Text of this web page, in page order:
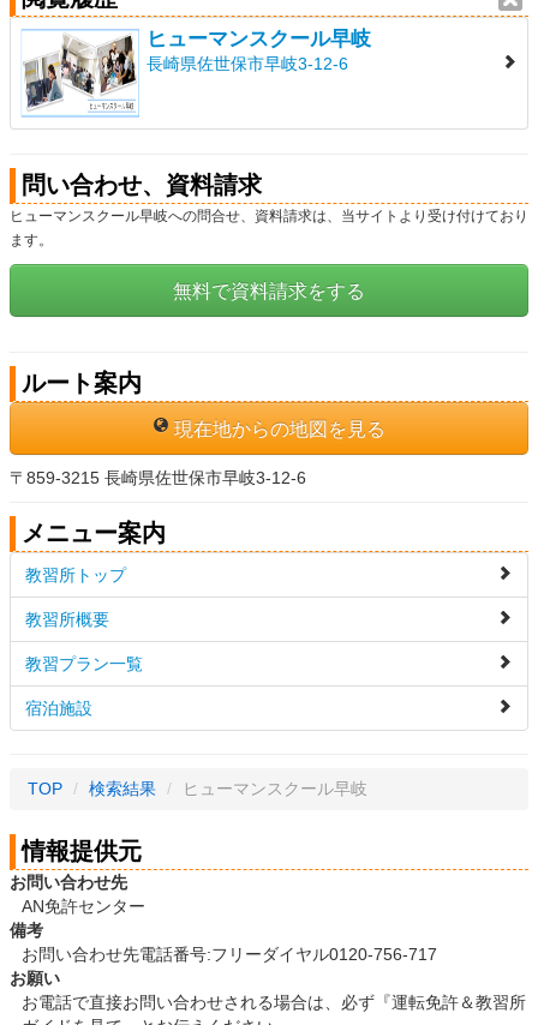
ヒューマンスクール早岐
長崎県佐世保市早岐3-12-6
問い合わせ、資料請求
ヒューマンスクール早岐への問合せ、資料請求は、当サイトより受け付けており
ます。
無料で資料請求をする
ルート案内
現在地からの地図を見る
〒859-3215 長崎県佐世保市早岐3-12-6
メニュー案内
教習所トップ
教習所概要
教習プラン一覧
宿泊施設
TOP / 検索結果 / ヒューマンスクール早岐
情報提供元
お問い合わせ先
AN免許センター
備考
お問い合わせ先電話番号:フリーダイヤル0120-756-717
お願い
お電話で直接お問い合わせされる場合は、必ず『運転免許＆教習所